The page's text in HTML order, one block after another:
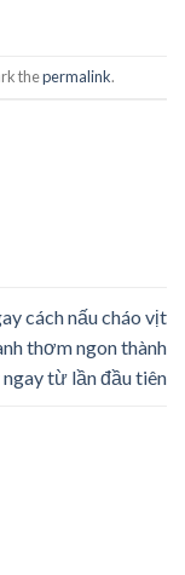
thepermalink.
cách nấu cháo vịt
thơm ngon thành
từ lần đầu tiên